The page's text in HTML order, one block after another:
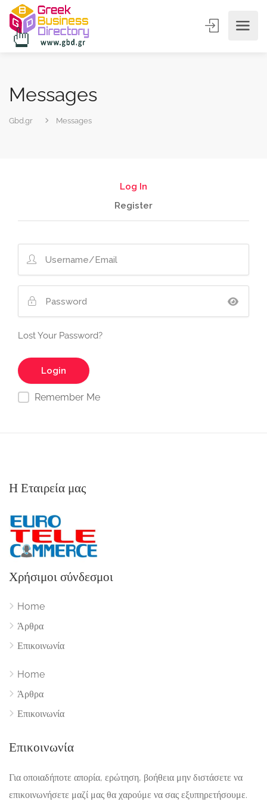
Messages
Gbd.gr Messages
Log In
Register
Lost Your Password?
Remember Me
Η Εταιρεία μας
Χρήσιμοι σύνδεσμοι
Home
Άρθρα
Επικοινωνία
Home
Άρθρα
Επικοινωνία
Επικοινωνία
Για οποιαδήποτε απορία, ερώτηση, βοήθεια μην διστάσετε να
επικοινωνήσετε μαζί μας θα χαρούμε να σας εξυπηρετήσουμε.